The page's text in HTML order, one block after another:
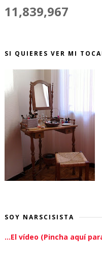
11,839,967
SI QUIERES VER MI
SOY NARSCISISTA
...El vídeo (Pincha aquí